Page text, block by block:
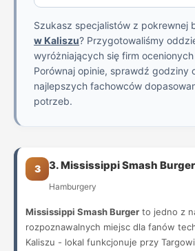
Szukasz specjalistów z pokrewnej
w Kaliszu? Przygotowaliśmy
wyróżniających się firm
Porównaj opinie, sprawdź godziny
najlepszych fachowców
potrzeb.
3 3. Mississippi Smash Burger
Hamburgery
Mississippi Smash Burger to jedno z
rozpoznawalnych miejsc dla fanów
Kaliszu - lokal funkcjonuje przy